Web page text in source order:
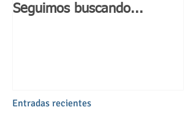
Seguimos buscando...
Entradas recientes